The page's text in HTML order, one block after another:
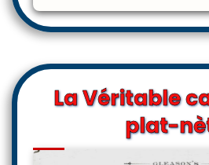
La Véritable
plat-